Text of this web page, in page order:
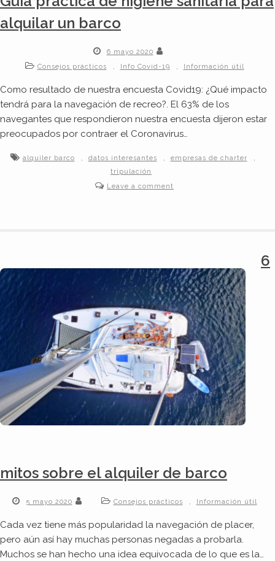
alquilar un barco
6 mayo 2020
Consejos prácticos
, Info Covid-19 , Información útil
Como resultado de nuestra encuesta Covid19: ¿Qué impacto
tendrá para la navegación de recreo?. El 63% de los
navegantes que respondieron nuestra encuesta dijeron estar
preocupados por contraer el Coronavirus…
alquiler barco , datos interesantes , empresas de charter ,
tripulación
Leave a comment
6
mitos sobre el alquiler de barco
5 mayo 2020 Consejos prácticos , Información útil
Cada vez tiene más popularidad la navegación de placer,
pero aún así hay muchas personas negadas a probarla.
Muchos se han hecho una idea equivocada de lo que es la…